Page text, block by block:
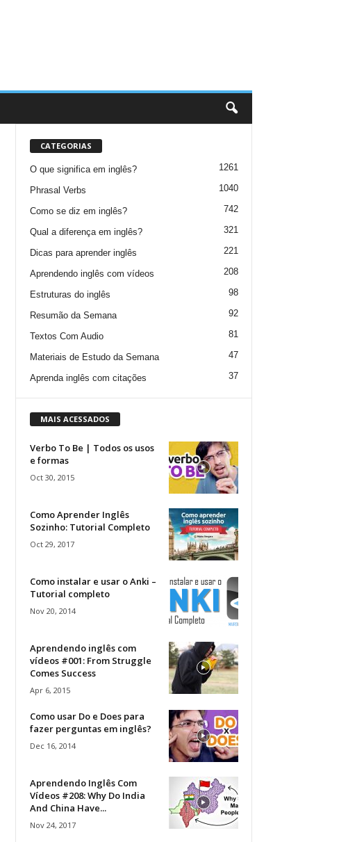
CATEGORIAS
O que significa em inglês? 1261
Phrasal Verbs 1040
Como se diz em inglês? 742
Qual a diferença em inglês? 321
Dicas para aprender inglês 221
Aprendendo inglês com vídeos 208
Estruturas do inglês 98
Resumão da Semana 92
Textos Com Audio 81
Materiais de Estudo da Semana 47
Aprenda inglês com citações 37
MAIS ACESSADOS
Verbo To Be | Todos os usos
e formas
Oct 30, 2015
Como Aprender Inglês
Sozinho: Tutorial Completo
Oct 29, 2017
Como instalar e usar o Anki –
Tutorial completo
Nov 20, 2014
Aprendendo inglês com
vídeos #001: From Struggle
Comes Success
Apr 6, 2015
Como usar Do e Does para
fazer perguntas em inglês?
Dec 16, 2014
Aprendendo Inglês Com
Vídeos #208: Why Do India
And China Have...
Nov 24, 2017